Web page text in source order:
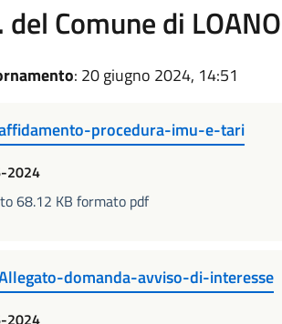
del Comune di LOANO
: 20 giugno 2024, 14:51
procedura-imu-e-tari
2024
68.12 KB formato pdf
domanda-avviso-di-interesse
2024